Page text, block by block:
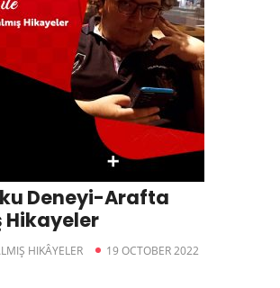
Deneyi-Arafta
Hikayeler
HIKÂYELER 19 OCTOBER 2022